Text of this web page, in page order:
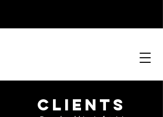
Clients